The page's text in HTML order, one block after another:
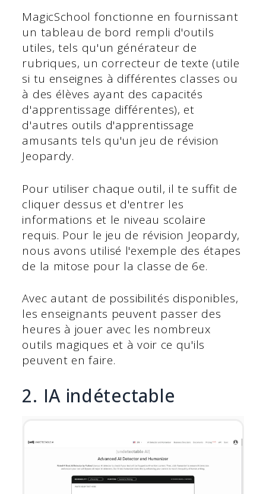
MagicSchool fonctionne en fournissant
un tableau de bord rempli d'outils
utiles, tels qu'un générateur de
rubriques, un correcteur de texte (utile
si tu enseignes à différentes classes ou
à des élèves ayant des capacités
d'apprentissage différentes), et
d'autres outils d'apprentissage
amusants tels qu'un jeu de révision
Jeopardy.
Pour utiliser chaque outil, il te suffit de
cliquer dessus et d'entrer les
informations et le niveau scolaire
requis. Pour le jeu de révision Jeopardy,
nous avons utilisé l'exemple des étapes
de la mitose pour la classe de 6e.
Avec autant de possibilités disponibles,
les enseignants peuvent passer des
heures à jouer avec les nombreux
outils magiques et à voir ce qu'ils
peuvent en faire.
2. IA indétectable